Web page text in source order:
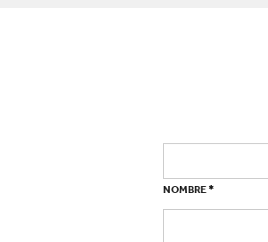
NOMBRE*